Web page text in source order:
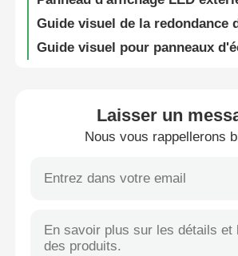
Visite de l'usine
Cas
Laisser un
Nous vous rappellerons